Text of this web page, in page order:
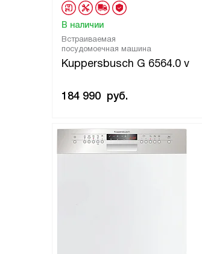
Встраиваемая
посудомоечная машина
Kuppersbusch G 6564.0 v
В наличии
184 990 руб.